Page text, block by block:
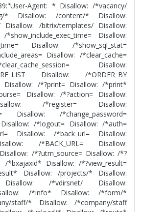
Agent: * Disallow: /*vacancy/
* Disallow: /content/* Disallow:
Disallow: /bitrix/templates/ Disallow:
Disallow:
Disallow: /*show_sql_stat=
Disallow: /*clear_cache=
Disallow:
Disallow: /*ORDER_BY
Disallow: /*?print= Disallow: /*print*
Disallow: /*?action= Disallow:
/*register= Disallow:
Disallow: /*change_password=
/*logout= Disallow: /*auth=
Disallow: /*back_url= Disallow:
/*BACK_URL= Disallow:
/*?utm_source= Disallow: /*?
/*bxajaxid* Disallow: /*?view_result=
Disallow: /projects/* Disallow:
Disallow: /*vdirsnet/ Disallow:
/*info* Disallow: /*form/*
staff/* Disallow: /*company/staff